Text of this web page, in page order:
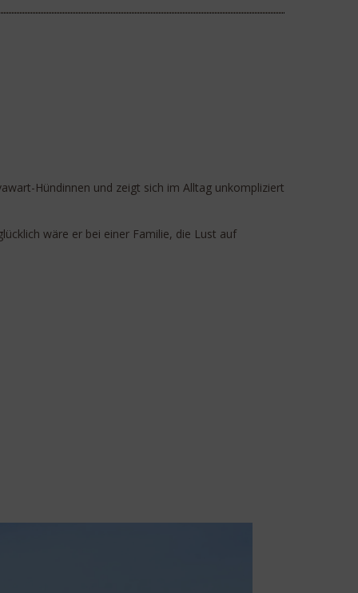
Hündinnen und zeigt sich im Alltag unkompliziert
wäre er bei einer Familie, die Lust auf